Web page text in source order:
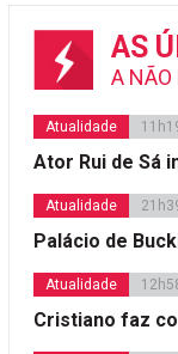
AS
A NÃO
Atualidade
Ator Rui de Sá
Atualidade
Palácio de
Atualidade
Cristiano faz